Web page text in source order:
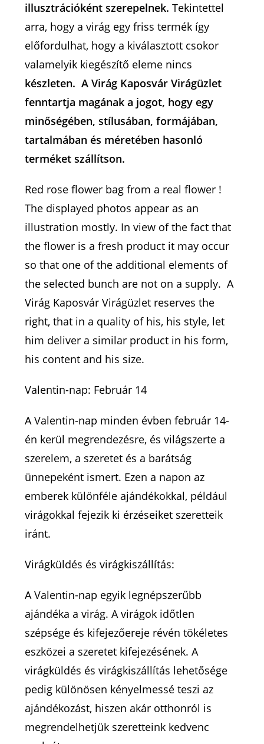
illusztrációként szerepelnek. Tekintettel
arra, hogy a virág egy friss termék így
előfordulhat, hogy a kiválasztott csokor
valamelyik kiegészítő eleme nincs
készleten. A Virág Kaposvár Virágüzlet
fenntartja magának a jogot, hogy egy
minőségében, stílusában, formájában,
tartalmában és méretében hasonló
terméket szállítson.
Red rose flower bag from a real flower !
The displayed photos appear as an
illustration mostly. In view of the fact that
the flower is a fresh product it may occur
so that one of the additional elements of
the selected bunch are not on a supply. A
Virág Kaposvár Virágüzlet reserves the
right, that in a quality of his, his style, let
him deliver a similar product in his form,
his content and his size.
Valentin-nap: Február 14
A Valentin-nap minden évben február 14-
én kerül megrendezésre, és világszerte a
szerelem, a szeretet és a barátság
ünnepeként ismert. Ezen a napon az
emberek különféle ajándékokkal, például
virágokkal fejezik ki érzéseiket szeretteik
iránt.
Virágküldés és virágkiszállítás:
A Valentin-nap egyik legnépszerűbb
ajándéka a virág. A virágok időtlen
szépsége és kifejezőereje révén tökéletes
eszközei a szeretet kifejezésének. A
virágküldés és virágkiszállítás lehetősége
pedig különösen kényelmessé teszi az
ajándékozást, hiszen akár otthonról is
megrendelhetjük szeretteink kedvenc